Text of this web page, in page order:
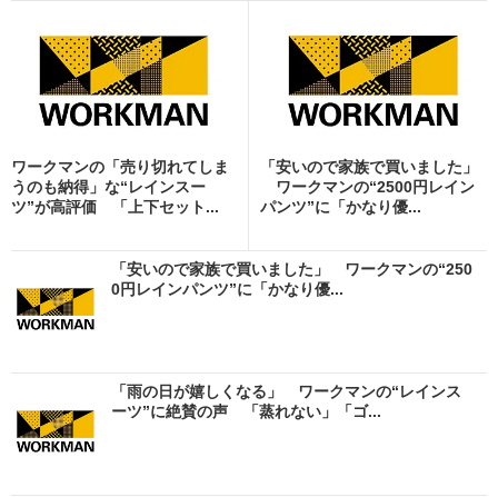
ワークマンの「売り切れてしま
うのも納得」な“レインスー
ツ”が高評価 「上下セット...
「安いので家族で買いました」
ワークマンの“2500円レイン
パンツ”に「かなり優...
「安いので家族で買いました」 ワークマンの“250
0円レインパンツ”に「かなり優...
「雨の日が嬉しくなる」 ワークマンの“レインス
ーツ”に絶賛の声 「蒸れない」「ゴ...